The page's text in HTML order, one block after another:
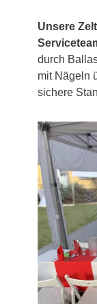
Unsere
durch
mit Nägeln
sichere